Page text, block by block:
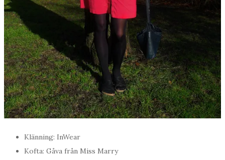
Klänning: InWear
Kofta: Gåva från Miss Marry